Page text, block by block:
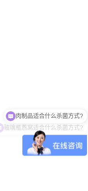
玻璃瓶燕窝适合什么杀菌方式?